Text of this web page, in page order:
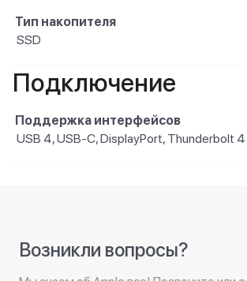
Тип накопителя
SSD
Подключение
Поддержка интерфейсов
USB 4, USB-C, DisplayPort, Thunderbolt 4
Возникли вопросы?